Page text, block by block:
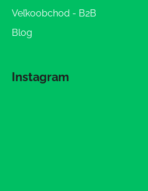
Veľkoobchod - B2B
Blog
Instagram